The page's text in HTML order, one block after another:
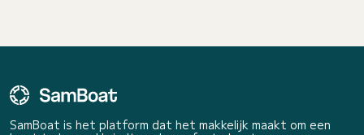
SamBoat is het platform dat het makkelijk maakt om een